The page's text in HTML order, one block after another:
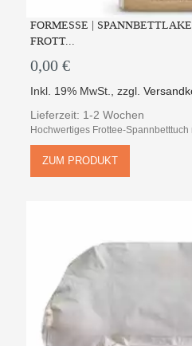
FORMESSE |
FROTT...
0,00 €
Inkl. 19% MwSt. ,zzgl.
Lieferzeit: 1-2 Wochen
Hochwertiges Frottee-Spannbetttuch
ZUM PRODUKT